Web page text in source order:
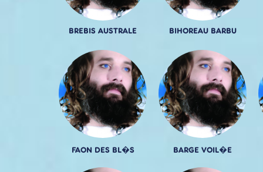
BREBIS AUSTRALE BIHOREAU BARBU
FAON DES BL�S BARGE VOIL�E